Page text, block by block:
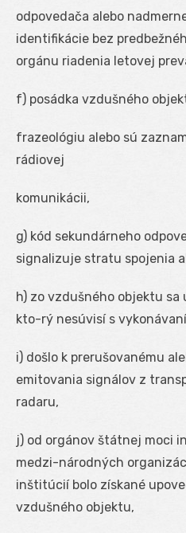
odpovedača alebo
identifikácie bez
orgánu riadenia letovej
f) posádka vzdušného
frazeológiu alebo sú
rádiovej
komunikácii,
g) kód sekundárneho
signalizuje stratu spojenia
h) zo vzdušného objektu
kto-rý nesúvisí s
i) došlo k prerušovanému
emitovania signálov z
radaru,
j) od orgánov štátnej moci
medzi-národných
inštitúcií bolo získané
vzdušného objektu,